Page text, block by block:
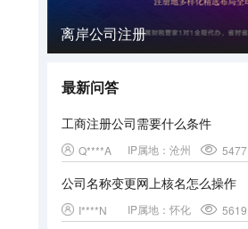
离岸公司注册
最新问答
工商注册公司需要什么条件
Q****A IP属地： 沧州 5477
公司名称变更网上核名怎么操作
I****N IP属地： 怀化 5619